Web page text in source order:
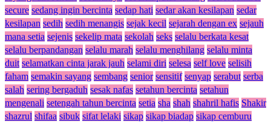
secure sedang ingin bercinta sedap hati sedar akan kesilapan sedar
kesilapan sedih sedih menangis sejak kecil sejarah dengan ex sejauh
mana setia sejenis sekelip mata sekolah seks selalu berkata kesat
selalu berpandangan selalu marah selalu menghilang selalu minta
duit selamatkan cinta jarak jauh selami diri selesa self love selisih
faham semakin sayang sembang senior sensitif senyap serabut serba
salah sering bergaduh sesak nafas setahun bercinta setahun
mengenali setengah tahun bercinta setia sha shah shahril hafis Shakir
shazrul shifaa sibuk sifat lelaki sikap sikap biadap sikap cemburu